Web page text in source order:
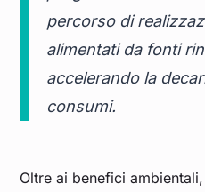
percorso di
alimentati da fonti
accelerando la
consumi.
Oltre ai benefici